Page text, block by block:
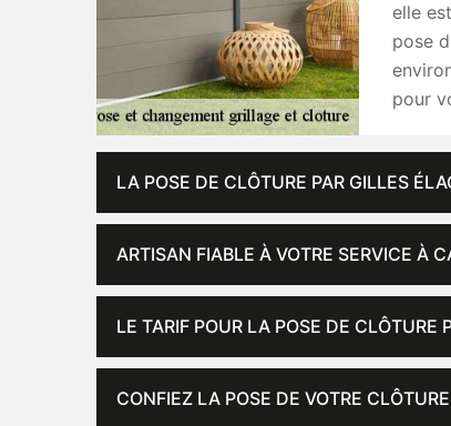
elle
pose
pour
LA POSE DE CLÔTURE PAR GILLES
ARTISAN FIABLE À VOTRE SERVICE À
LE TARIF POUR LA POSE DE CLÔTURE
CONFIEZ LA POSE DE VOTRE